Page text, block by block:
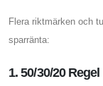
Flera riktmärken och
sparränta:
1. 50/30/20 Regel